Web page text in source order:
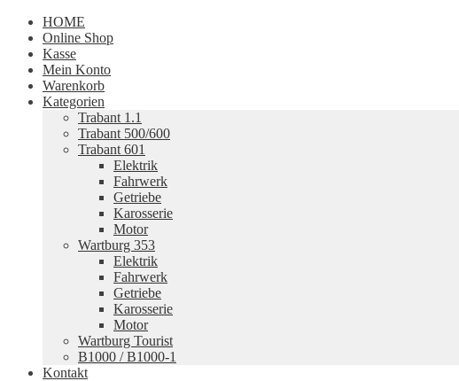
HOME
Online Shop
Kasse
Mein Konto
Warenkorb
Kategorien
Trabant 1.1
Trabant 500/600
Trabant 601
Elektrik
Fahrwerk
Getriebe
Karosserie
Motor
Wartburg 353
Elektrik
Fahrwerk
Getriebe
Karosserie
Motor
Wartburg Tourist
B1000 / B1000-1
Kontakt